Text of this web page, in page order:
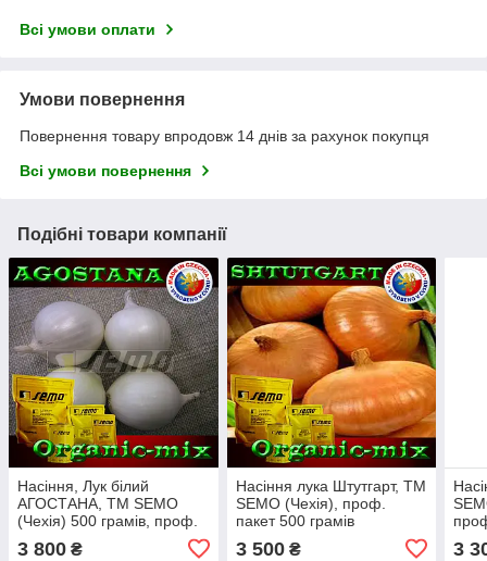
Всі умови оплати
Умови повернення
Повернення товару впродовж 14 днів за рахунок покупця
Всі умови повернення
Подібні товари компанії
Насіння, Лук білий
АГОСТАНА, ТМ SEMO
(Чехія) 500 грамів, проф.
3 800 ₴
Насіння лука Штутгарт, ТМ
SEMO (Чехія), проф.
пакет 500 грамів
3 500₴ 3